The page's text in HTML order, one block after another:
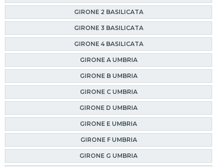
GIRONE 2 BASILICATA
GIRONE 3 BASILICATA
GIRONE 4 BASILICATA
GIRONE A UMBRIA
GIRONE B UMBRIA
GIRONE C UMBRIA
GIRONE D UMBRIA
GIRONE E UMBRIA
GIRONE F UMBRIA
GIRONE G UMBRIA